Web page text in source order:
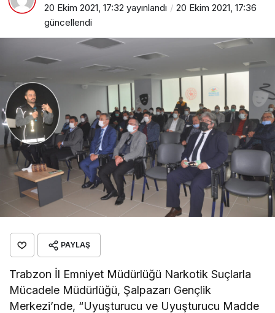
20 Ekim 2021, 17:32 yayınlandı
20 Ekim 2021, 17:36
güncellendi
PAYLAŞ
Trabzon İl Emniyet Müdürlüğü Narkotik Suçlarla
Mücadele Müdürlüğü, Şalpazarı Gençlik
Merkezi’nde, “Uyuşturucu ve Uyuşturucu Madde